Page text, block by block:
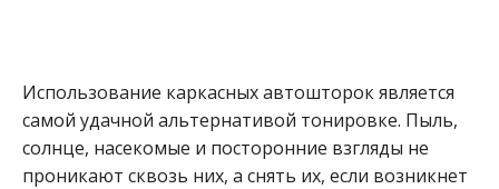
Использование каркасных автошторок является
самой удачной альтернативой тонировке. Пыль,
солнце, насекомые и посторонние взгляды не
проникают сквозь них, а снять их, если возникнет